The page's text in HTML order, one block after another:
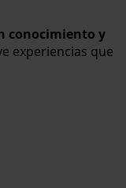
conocimiento y
experiencias que